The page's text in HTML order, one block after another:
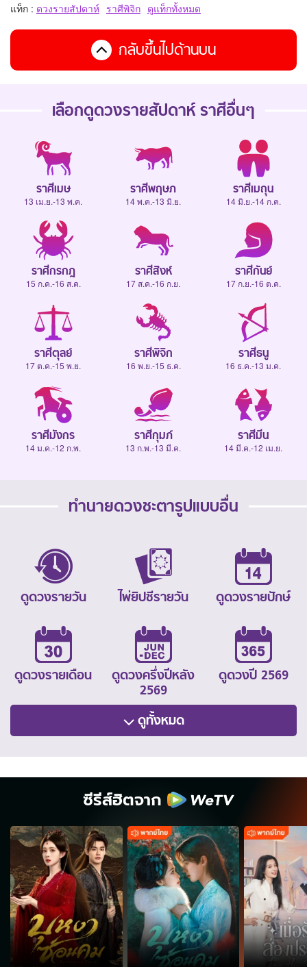
แท็ก : ดวงรายสัปดาห์ ราศีพิจิก ดูแท็กทั้งหมด
กลับขึ้นไปด้านบน
เลือกดูดวงรายสัปดาห์ ราศีอื่นๆ
ราศีเมษ
13 เม.ย.-13 พ.ค.
ราศีพฤษภ
14 พ.ค.-13 มิ.ย.
ราศีเมถุน
14 มิ.ย.-14 ก.ค.
ราศีกรกฎ
15 ก.ค.-16 ส.ค.
ราศีสิงห์
17 ส.ค.-16 ก.ย.
ราศีกันย์
17 ก.ย.-16 ต.ค.
ราศีตุลย์
17 ต.ค.-15 พ.ย.
ราศีพิจิก
16 พ.ย.-15 ธ.ค.
ราศีธนู
16 ธ.ค.-13 ม.ค.
ราศีมังกร
14 ม.ค.-12 ก.พ.
ราศีกุมภ์
13 ก.พ.-13 มี.ค.
ราศีมีน
14 มี.ค.-12 เม.ย.
ทำนายดวงชะตารูปแบบอื่น
ดูดวงรายวัน ไพ่ยิปซีรายวัน ดูดวงรายปักษ์
ดูดวงรายเดือน
ดูดวงครึ่งปีหลัง
2569
ดูดวงปี 2569
ดูทั้งหมด
ซีรีส์ฮิตจาก